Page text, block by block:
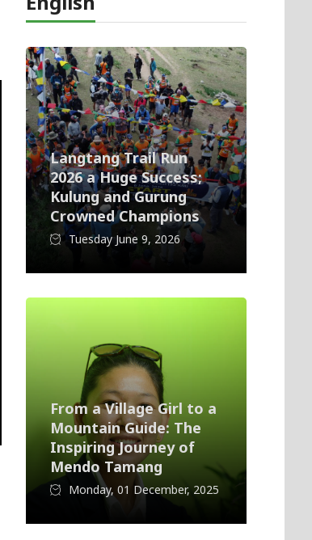
Langtang Trail Run
2026 a Huge Success;
Kulung and Gurung
Crowned Champions
Tuesday June 9, 2026
From a Village Girl to a
Mountain Guide: The
Inspiring Journey of
Mendo Tamang
Monday, 01 December, 2025